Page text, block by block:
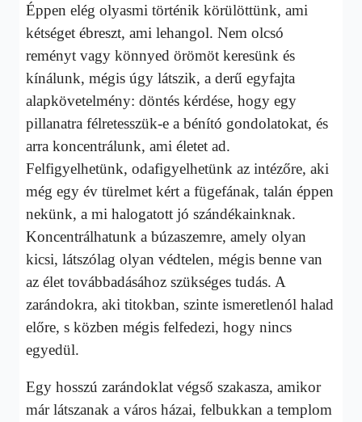
Éppen elég olyasmi történik körülöttünk, ami
kétséget ébreszt, ami lehangol. Nem olcsó
reményt vagy könnyed örömöt keresünk és
kínálunk, mégis úgy látszik, a derű egyfajta
alapkövetelmény: döntés kérdése, hogy egy
pillanatra félretesszük-e a bénító gondolatokat, és
arra koncentrálunk, ami életet ad.
Felfigyelhetünk, odafigyelhetünk az intézőre, aki
még egy év türelmet kért a fügefának, talán éppen
nekünk, a mi halogatott jó szándékainknak.
Koncentrálhatunk a búzaszemre, amely olyan
kicsi, látszólag olyan védtelen, mégis benne van
az élet továbbadásához szükséges tudás. A
zarándokra, aki titokban, szinte ismeretlenól halad
előre, s közben mégis felfedezi, hogy nincs
egyedül.
Egy hosszú zarándoklat végső szakasza, amikor
már látszanak a város házai, felbukkan a templom